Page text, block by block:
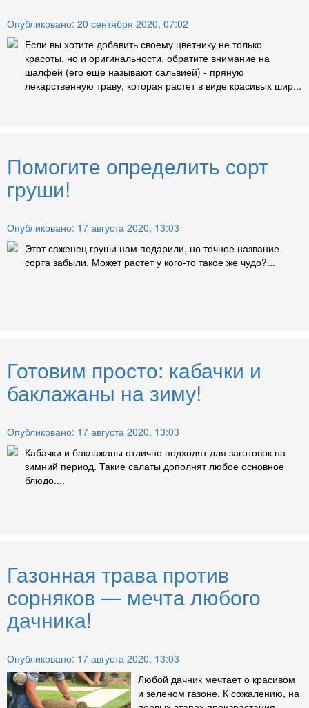
Опубликовано: 20 сентября 2020, 07:02
Если вы хотите добавить своему цветнику не только
красоты, но и оригинальности, обратите внимание на
шалфей (его еще называют сальвией) - пряную
лекарственную траву, которая растет в виде красивых шир...
Помогите определить сорт
груши!
Опубликовано: 17 августа 2020, 13:03
Этот саженец груши нам подарили, но точное название
сорта забыли. Может растет у кого-то такое же чудо?...
Готовим просто: кабачки и
баклажаны на зиму!
Опубликовано: 17 августа 2020, 13:03
Кабачки и баклажаны отлично подходят для заготовок на
зимний период. Такие салаты дополнят любое основное
блюдо....
Газонная трава против
сорняков — мечта любого
дачника!
Опубликовано: 17 августа 2020, 13:03
Любой дачник мечтает о красивом
и зеленом газоне. К сожалению, на